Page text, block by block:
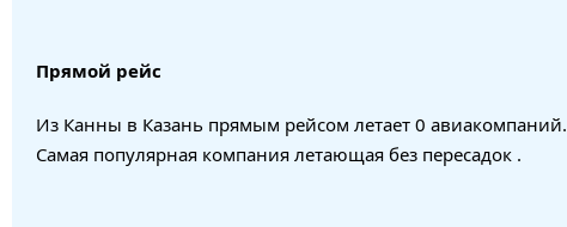
Прямой рейс
Из Канны в Казань прямым рейсом летает 0 авиакомпаний.
Самая популярная компания летающая без пересадок .